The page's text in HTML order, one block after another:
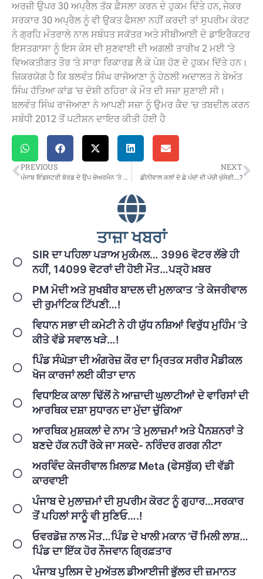
ਅਰਜ਼ੀ ਉਪਰ 30 ਅਪ੍ਰੈਲ ਤੱਕ ਫ਼ੈਸਲਾ ਕਰਨ ਦੇ ਹੁਕਮ ਦਿੱਤੇ ਹਨ, ਜੇਕਰ
ਸਰਕਾਰ 30 ਅਪ੍ਰੈਲ ਨੂੰ ਵੀ ਉਕਤ ਫੈਸਲਾ ਨਹੀਂ ਕਰਦੀ ਤਾਂ ਸੁਪਰੀਮ ਕੋਰਟ
ਨੇ ਗ੍ਰਹਿ ਮੰਤਰਾਲੇ ਨਾਲ ਸਬੰਧਤ ਸਕੱਤਰ ਅਤੇ ਸੀਬੀਆਈ ਦੇ ਡਾਇਰੈਕਟਰ
ਇਸਤਗਾਸਾ ਨੂੰ ਇਸ ਕੇਸ ਦੀ ਸੁਣਵਾਈ ਦੀ ਅਗਲੀ ਤਾਰੀਖ 2 ਮਈ ‘ਤੇ
ਵਿਅਕਤੀਗਤ ਤੌਰ ‘ਤੇ ਸਾਰਾ ਰਿਕਾਰਡ ਲੈ ਕੇ ਪੇਸ਼ ਹੋਣ ਦੇ ਹੁਕਮ ਦਿੱਤੇ ਹਨ।
ਜ਼ਿਕਰਯੋਗ ਹੈ ਕਿ ਬਲਵੰਤ ਸਿੰਘ ਰਾਜੋਆਣਾ ਨੂੰ ਹੇਠਲੀ ਅਦਾਲਤ ਨੇ ਬੇਅੰਤ
ਸਿੰਘ ਹੱਤਿਆ ਕਾਂਡ ‘ਚ ਦੋਸ਼ੀ ਠਹਿਰਾ ਕੇ ਮੌਤ ਦੀ ਸਜ਼ਾ ਸੁਣਾਈ ਸੀ।
ਬਲਵੰਤ ਸਿੰਘ ਰਾਜੋਆਣਾ ਨੇ ਆਪਣੀ ਸਜ਼ਾ ਨੂੰ ਉਮਰ ਕੈਦ ‘ਚ ਤਬਦੀਲ ਕਰਨ
ਸਬੰਧੀ 2012 ਤੋਂ ਪਟੀਸ਼ਨ ਦਾਇਰ ਕੀਤੀ ਹੋਈ ਹੈ
PREVIOUS NEXT
ਛੀਨੀਵਾਲ ਕਲਾਂ ਦੇ ਛੇ ਪੰਚਾਂ ਦੀ ਪੰਚੀ ਖੁੱਸੇਗੀ….?
ਤਾਜ਼ਾ ਖਬਰਾਂ
SIR ਦਾ ਪਹਿਲਾ ਪੜਾਅ ਮੁਕੰਮਲ… 3996 ਵੋਟਰ ਲੱਭੇ ਹੀ
ਨਹੀਂ, 14099 ਵੋਟਰਾਂ ਦੀ ਹੋਈ ਮੌਤ…ਪੜ੍ਹੋ ਖ਼ਬਰ
PM ਮੋਦੀ ਅਤੇ ਸੁਖਬੀਰ ਬਾਦਲ ਦੀ ਮੁਲਾਕਾਤ ‘ਤੇ ਕੇਜਰੀਵਾਲ
ਦੀ ਰੁਮਾਂਟਿਕ ਟਿੱਪਣੀ…!
ਵਿਧਾਨ ਸਭਾ ਦੀ ਕਮੇਟੀ ਨੇ ਹੀ ਯੁੱਧ ਨਸ਼ਿਆਂ ਵਿਰੁੱਧ ਮੁਹਿੰਮ ‘ਤੇ
ਕੀਤੇ ਵੱਡੇ ਸਵਾਲ ਖੜੇ…!
ਪਿੰਡ ਸੰਘੇੜਾ ਦੀ ਅੰਗਰੇਜ਼ ਕੌਰ ਦਾ ਮ੍ਰਿਤਕ ਸਰੀਰ ਮੈਡੀਕਲ
ਖੋਜ ਕਾਰਜਾਂ ਲਈ ਕੀਤਾ ਦਾਨ
ਵਿਧਾਇਕ ਕਾਲਾ ਢਿੱਲੋਂ ਨੇ ਆਜ਼ਾਦੀ ਘੁਲਾਟੀਆਂ ਦੇ ਵਾਰਿਸਾਂ ਦੀ
ਆਰਥਿਕ ਦਸ਼ਾ ਸੁਧਾਰਨ ਦਾ ਮੁੱਦਾ ਚੁੱਕਿਆ
ਆਰਥਿਕ ਮੁਸ਼ਕਲਾਂ ਦੇ ਨਾਮ ‘ਤੇ ਮੁਲਾਜ਼ਮਾਂ ਅਤੇ ਪੈਨਸ਼ਨਰਾਂ ਤੇ
ਬਣਦੇ ਹੱਕ ਨਹੀਂ ਰੋਕੇ ਜਾ ਸਕਦੇ- ਨਰਿੰਦਰ ਗਰਗ ਨੀਟਾ
ਅਰਵਿੰਦ ਕੇਜਰੀਵਾਲ ਖ਼ਿਲਾਫ਼ Meta (ਫੇਸਬੁੱਕ) ਦੀ ਵੱਡੀ
ਕਾਰਵਾਈ
ਪੰਜਾਬ ਦੇ ਮੁਲਾਜ਼ਮਾਂ ਦੀ ਸੁਪਰੀਮ ਕੋਰਟ ਨੂੰ ਗੁਹਾਰ…ਸਰਕਾਰ
ਤੋਂ ਪਹਿਲਾਂ ਸਾਨੂੰ ਵੀ ਸੁਣਿਓ….!
ਓਵਰਡੋਜ਼ ਨਾਲ ਮੌਤ…ਪਿੰਡ ਦੇ ਖਾਲੀ ਮਕਾਨ ‘ਚੋਂ ਮਿਲੀ ਲਾਸ਼…
ਪਿੰਡ ਦਾ ਇੱਕ ਹੋਰ ਨੌਜਵਾਨ ਗ੍ਰਿਫ਼ਤਾਰ
ਪੰਜਾਬ ਪੁਲਿਸ ਦੇ ਮੁਅੱਤਲ ਡੀਆਈਜੀ ਭੁੱਲਰ ਦੀ ਜ਼ਮਾਨਤ